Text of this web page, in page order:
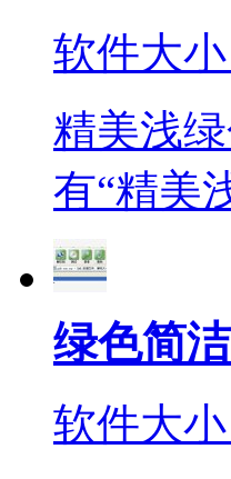
软件大
精美浅
有“精美
绿色简
软件大